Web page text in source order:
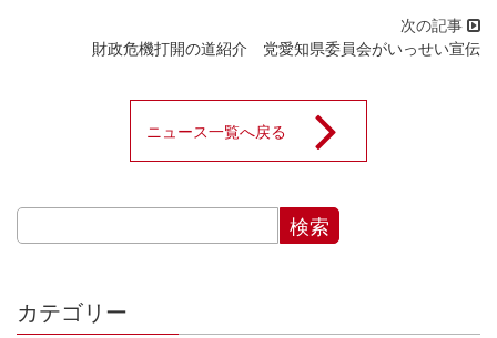
財政危機打開の道紹介 党愛知県委員会がいっせい宣伝
ニュース一覧へ戻る
カテゴリー